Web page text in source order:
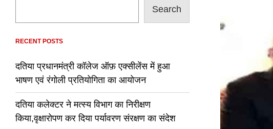
Search
RECENT POSTS
दतिया प्रधानमंत्री कॉलेज ऑफ़ एक्सीलेंस में हुआ
भाषण एवं रंगोली प्रतियोगिता का आयोजन
दतिया कलेक्टर ने मत्स्य विभाग का निरीक्षण
किया,वृक्षारोपण कर दिया पर्यावरण संरक्षण का संदेश